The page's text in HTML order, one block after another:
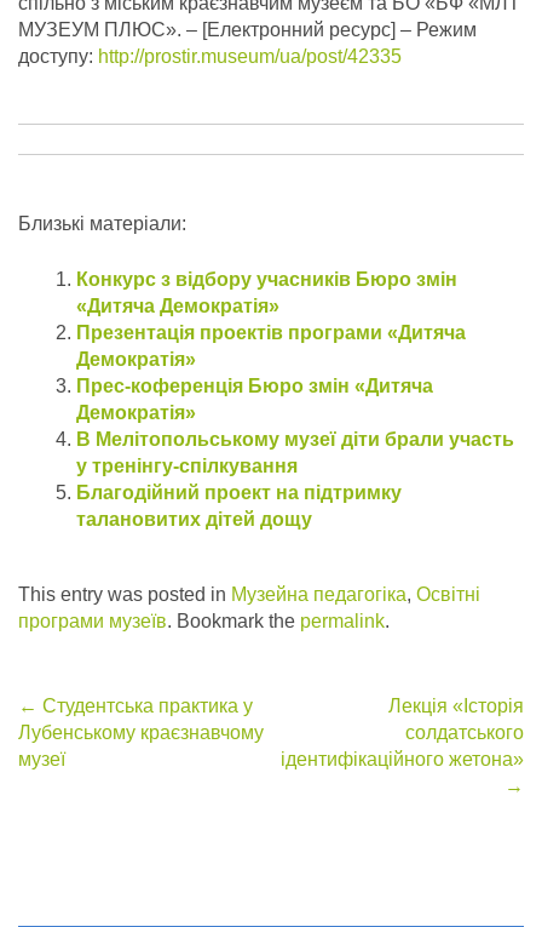
МУЗЕУМ ПЛЮС». – [Електронний ресурс] – Режим
доступу: http://prostir.museum/ua/post/42335
Близькі матеріали:
Конкурс з відбору учасників Бюро змін
«Дитяча Демократія»
Презентація проектів програми «Дитяча
Демократія»
Прес-коференція Бюро змін «Дитяча
Демократія»
В Мелітопольському музеї діти брали участь
у тренінгу-спілкування
Благодійний проект на підтримку
талановитих дітей дощу
This entry was posted in Музейна педагогіка, Освітні
програми музеїв. Bookmark the permalink.
Post
navigation
← Студентська практика у
Лубенському краєзнавчому
музеї
Лекція «Історія
солдатського
ідентифікаційного жетона»
→